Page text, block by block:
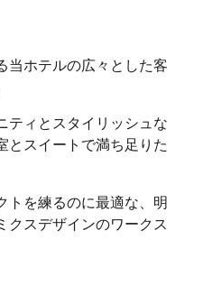
当ホテルの広々とした客
ティとスタイリッシュな
とスイートで満ち足りた
トを練るのに最適な、明
クスデザインのワークス